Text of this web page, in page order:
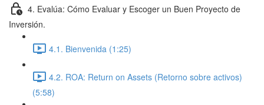
4. Evalúa: Cómo Evaluar y Escoger un Buen Proyecto de
Inversión.
4.1. Bienvenida (1:25)
4.2. ROA: Return on Assets (Retorno sobre activos)
(5:58)